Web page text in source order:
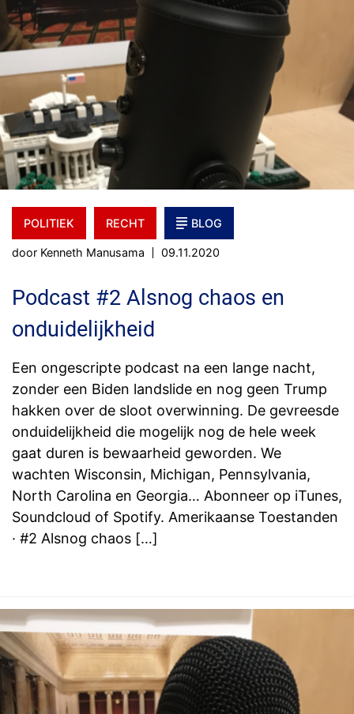
POLITIEK RECHT BLOG
door Kenneth Manusama 09.11.2020
Podcast #2 Alsnog chaos en
onduidelijkheid
Een ongescripte podcast na een lange nacht,
zonder een Biden landslide en nog geen Trump
hakken over de sloot overwinning. De gevreesde
onduidelijkheid die mogelijk nog de hele week
gaat duren is bewaarheid geworden. We
wachten Wisconsin, Michigan, Pennsylvania,
North Carolina en Georgia… Abonneer op iTunes,
Soundcloud of Spotify. Amerikaanse Toestanden
· #2 Alsnog chaos […]